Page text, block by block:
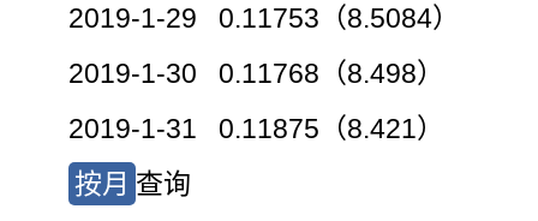
2019-1-29 0.11753（8.5084）
2019-1-30 0.11768（8.498）
2019-1-31 0.11875（8.421）
按月 查询